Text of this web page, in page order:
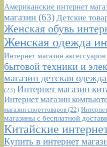
Американские интернет
магазин (63) Детские
Женская обувь
Женская одежда
Интернет магазин аксессуаров
бытовой техники и
магазин детская одежда
(23) Интернет магазин
Интернет магазин
магазин спорттоваров (22)
магазины с бесплатной
Китайские
Купить в интернет